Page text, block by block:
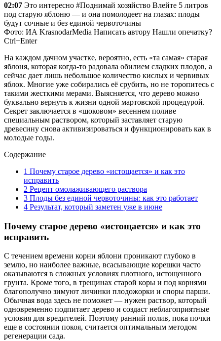
02:07 Это интересно #Поднимай хозяйство Влейте 5 литров
под старую яблоню — и она помолодеет на глазах: плоды
будут сочные и без единой червоточины
Фото: ИА KrasnodarMedia Написать автору Нашли опечатку?
Ctrl+Enter
На каждом дачном участке, вероятно, есть «та самая» старая
яблоня, которая когда-то радовала обилием сладких плодов, а
сейчас дает лишь небольшое количество кислых и червивых
яблок. Многие уже собирались её срубить, но не торопитесь с
такими жесткими мерами. Выясняется, что дерево можно
буквально вернуть к жизни одной мартовской процедурой.
Секрет заключается в «шоковом» весеннем поливе
специальным раствором, который заставляет старую
древесину снова активизироваться и функционировать как в
молодые годы.
Содержание
1 Почему старое дерево «истощается» и как это
исправить
2 Рецепт омолаживающего раствора
3 Плоды без единой червоточины: как это работает
4 Результат, который заметен уже в июне
Почему старое дерево «истощается» и как это
исправить
С течением времени корни яблони проникают глубоко в
землю, но наиболее важные, всасывающие корешки часто
оказываются в сложных условиях плотного, истощенного
грунта. Кроме того, в трещинах старой коры и под корнями
благополучно зимуют личинки плодожорки и споры парши.
Обычная вода здесь не поможет — нужен раствор, который
одновременно подпитает дерево и создаст неблагоприятные
условия для вредителей. Поэтому ранний полив, пока почки
еще в состоянии покоя, считается оптимальным методом
регенерации сада.